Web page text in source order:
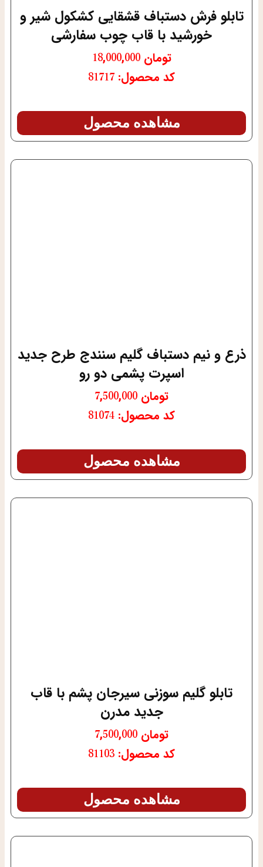
تابلو فرش دستباف قشقایی کشکول شیر و
خورشید با قاب چوب سفارشی
تومان 18,000,000
کد محصول: 81717
مشاهده محصول
ذرع و نیم دستباف گلیم سنندج طرح جدید
اسپرت پشمی دو رو
تومان
کد محصول: 81074
مشاهده محصول
تابلو گلیم سوزنی سیرجان پشم با قاب
جدید مدرن
تومان
کد محصول: 81103
مشاهده محصول